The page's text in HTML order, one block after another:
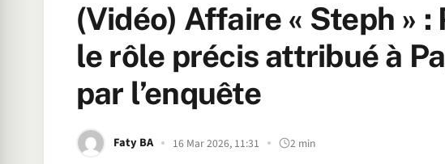
(Vidéo) Affaire « Steph » :
le rôle précis attribué à
par l’enquête
Faty BA 16 Mar 2026, 11:31 2 min